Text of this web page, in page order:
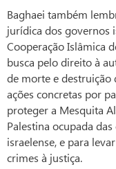
Baghaei também
jurídica dos governos
Cooperação Islâmica
busca pelo direito à
de morte e destruição
ações concretas por
proteger a Mesquita
Palestina ocupada
israelense, e para
crimes à justiça.